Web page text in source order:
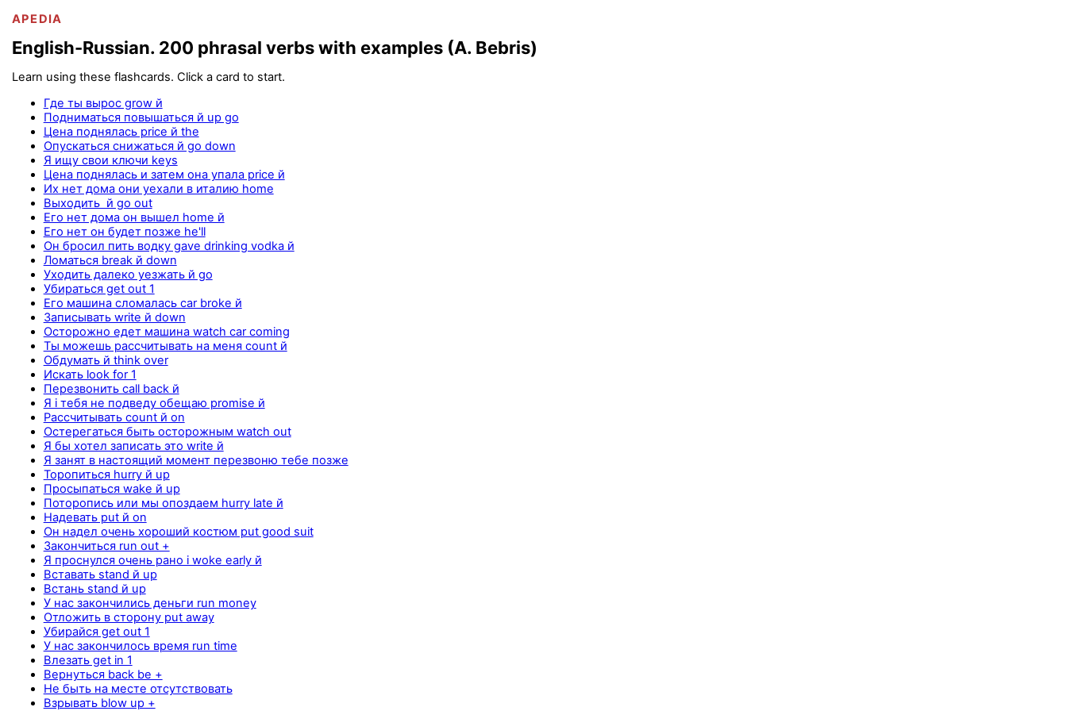
APEDIA
English-Russian. 200 phrasal verbs with examples (A. Bebris)
Learn using these flashcards. Click a card to start.
Где ты вырос grow й
Подниматься повышаться й up go
Цена поднялась price й the
Опускаться снижаться й go down
Я ищу свои ключи keys
Цена поднялась и затем она упала price й
Их нет дома они уехали в италию home
Выходить й go out
Его нет дома он вышел home й
Его нет он будет позже he'll
Он бросил пить водку gave drinking vodka й
Ломаться break й down
Уходить далеко уезжать й go
Убираться get out 1
Его машина сломалась car broke й
Записывать write й down
Осторожно едет машина watch car coming
Ты можешь рассчитывать на меня count й
Обдумать й think over
Искать look for 1
Перезвонить call back й
Я i тебя не подведу обещаю promise й
Рассчитывать count й on
Остерегаться быть осторожным watch out
Я бы хотел записать это write й
Я занят в настоящий момент перезвоню тебе позже
Торопиться hurry й up
Просыпаться wake й up
Поторопись или мы опоздаем hurry late й
Надевать put й on
Он надел очень хороший костюм put good suit
Закончиться run out +
Я проснулся очень рано i woke early й
Вставать stand й up
Встань stand й up
У нас закончились деньги run money
Отложить в сторону put away
Убирайся get out 1
У нас закончилось время run time
Влезать get in 1
Вернуться back be +
Не быть на месте отсутствовать
Взрывать blow up +